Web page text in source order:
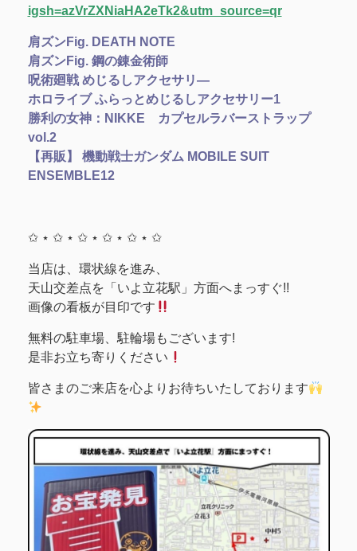
igsh=azVrZXNiaHA2eTk2&utm_source=qr
肩ズンFig. DEATH NOTE
肩ズンFig. 鋼の錬金術師
呪術廻戦 めじるしアクセサリ―
ホロライブ ふらっとめじるしアクセサリー1
勝利の女神：NIKKE カプセルラバーストラップ
vol.2
【再販】 機動戦士ガンダム MOBILE SUIT
ENSEMBLE12
✩ ⋆ ✩ ⋆ ✩ ⋆ ✩ ⋆ ✩ ⋆ ✩
当店は、環状線を進み、
天山交差点を「いよ立花駅」方面へまっすぐ!!
画像の看板が目印です
無料の駐車場、駐輪場もございます!
是非お立ち寄りください
皆さまのご来店を心よりお待ちいたしております